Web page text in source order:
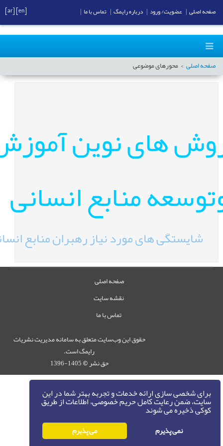
برای شخصی سازی ارائه خدمات و تجربه بهتر شما در این
سایت، ضمن رعایت کامل حریم خصوصی، اطلاعات از طریق
کوکی ذخیره می شوند
نمی پذیرم می پذیرم
صفحه اصلی محورهای موضوعی
های نوین
منابع انسانی
شایستگی های مورد نیاز رهبران منابع
صفحه اصلی
نقشه سایت
تماس با ما
حقوق این وب‌سایت متعلق به سامانه مدیریت نشریات
رایمگ است.
حق نشر ©
1405-1396
صفحه اصلی عضویت/ ورود درباره رایمگ تماس با ما [ar]